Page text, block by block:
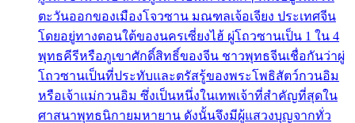
ตะวันออกของเมืองโจวซาน มณฑลเจ้อเจียง ประเทศจีน
โดยอยู่ทางตอนใต้ของนครเซี่ยงไฮ้ ผู่โถวซานเป็น 1 ใน 4
พุทธคีรีหรือภูเขาศักดิ์สิทธิ์ของจีน ชาวพุทธจีนเชื่อกันว่าผู่
โถวซานเป็นที่ประทับและตรัสรู้ของพระโพธิสัตว์กวนอิม
หรือเจ้าแม่กวนอิม ซึ่งเป็นหนึ่งในเทพเจ้าที่สำคัญที่สุดใน
ศาสนาพุทธนิกายมหายาน ดังนั้นจึงมีผู้แสวงบุญจากทั่ว